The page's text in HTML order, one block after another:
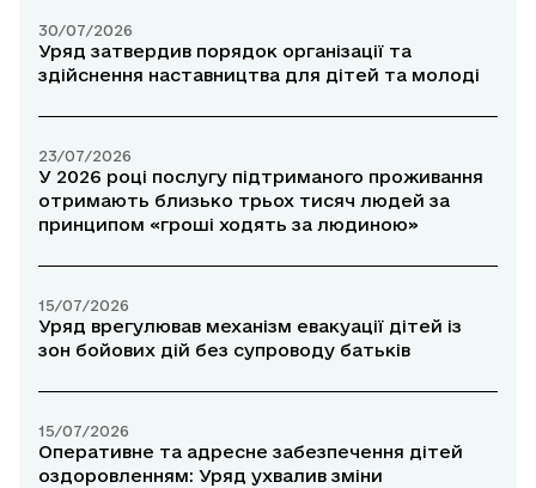
30/07/2026
Уряд затвердив порядок організації та
здійснення наставництва для дітей та молоді
23/07/2026
У 2026 році послугу підтриманого проживання
отримають близько трьох тисяч людей за
принципом «гроші ходять за людиною»
15/07/2026
Уряд врегулював механізм евакуації дітей із
зон бойових дій без супроводу батьків
15/07/2026
Оперативне та адресне забезпечення дітей
оздоровленням: Уряд ухвалив зміни